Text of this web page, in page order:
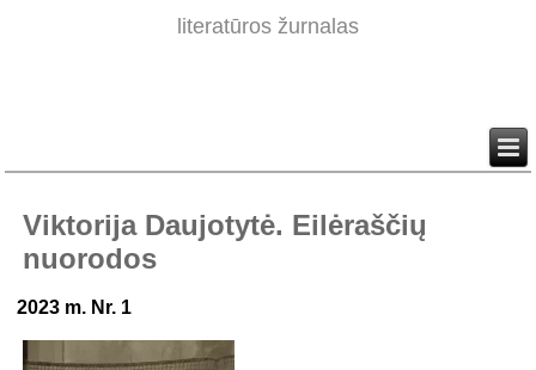
literatūros žurnalas
Viktorija Daujotytė. Eilėraščių
nuorodos
2023 m. Nr. 1